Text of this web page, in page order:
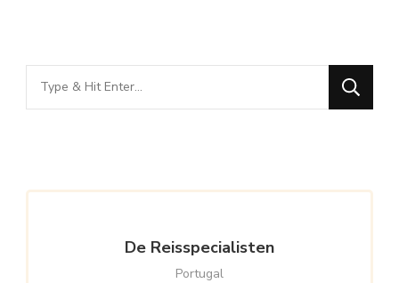
Looking
for
De Reisspecialisten
Portugal